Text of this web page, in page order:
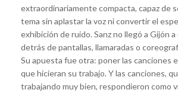
extraordinariamente compacta, capaz de
tema sin aplastar la voz ni convertir el
exhibición de ruido. Sanz no llegó a Gijón
detrás de pantallas, llamaradas o
Su apuesta fue otra: poner las canciones
que hicieran su trabajo. Y las canciones,
trabajando muy bien, respondieron como